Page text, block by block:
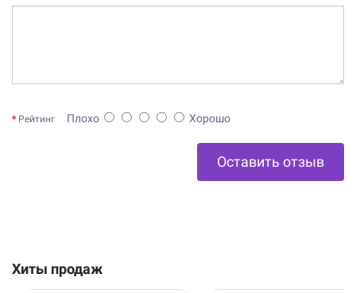
Рейтинг Плохо Хорошо
Оставить отзыв
Хиты продаж